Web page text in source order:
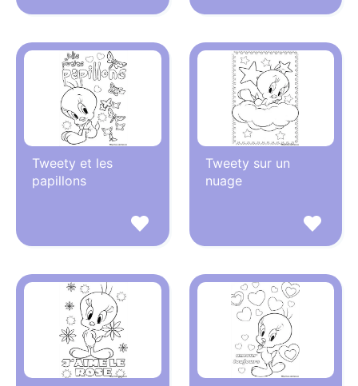
Tweety et les
papillons
Tweety sur un
nuage